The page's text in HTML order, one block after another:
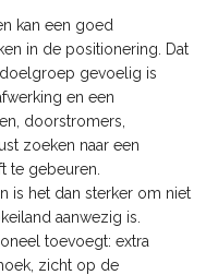
kan een goed
in de positionering. Dat
gevoelig is
en een
doorstromers,
zoeken naar een
te gebeuren.
is het dan sterker om niet
aanwezig is.
toevoegt: extra
zicht op de